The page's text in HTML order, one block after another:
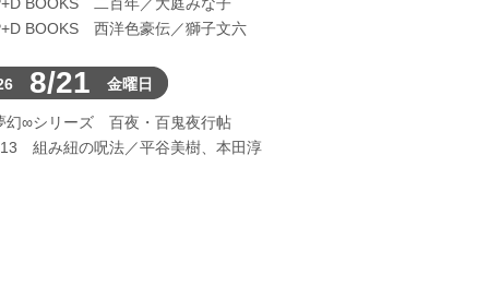
BOOKS 西洋色豪伝／獅子文六
8/21 金曜日
幻∞シリーズ 百夜・百鬼夜行帖
組み紐の呪法／平谷美樹、本田淳